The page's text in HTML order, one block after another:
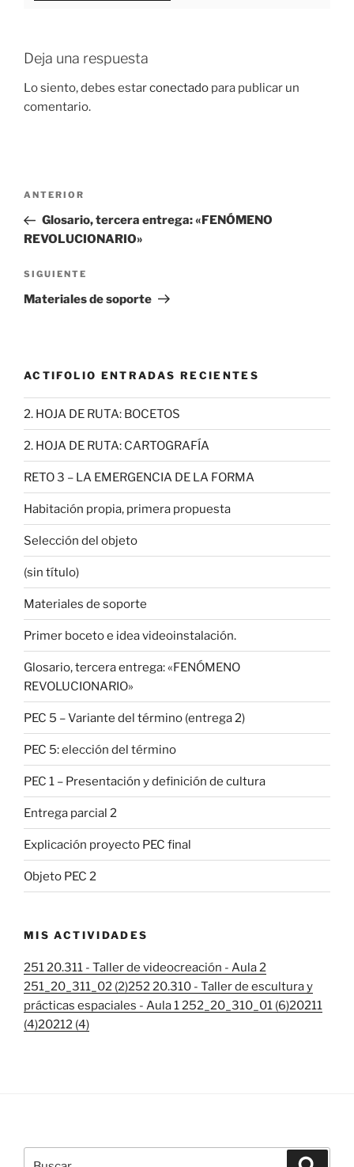
Deja una respuesta
Lo siento, debes estarconectado para publicar un
comentario.
Navegación
entradas
Entrada
anterior:
ANTERIOR
Glosario, tercera entrega: «FENÓMENO
REVOLUCIONARIO»
Siguiente
entrada
SIGUIENTE
Materiales de soporte
ACTIFOLIO ENTRADAS RECIENTES
2. HOJA DE RUTA: BOCETOS
2. HOJA DE RUTA: CARTOGRAFÍA
RETO 3 – LA EMERGENCIA DE LA FORMA
Habitación propia, primera propuesta
Selección del objeto
(sin título)
Materiales de soporte
Primer boceto e idea videoinstalación.
Glosario, tercera entrega: «FENÓMENO
REVOLUCIONARIO»
PEC 5 – Variante del término (entrega 2)
PEC 5: elección del término
PEC 1 – Presentación y definición de cultura
Entrega parcial 2
Explicación proyecto PEC final
Objeto PEC 2
MIS ACTIVIDADES
251 20.311 - Taller de videocreación - Aula 2
251_20_311_02 (2)252 20.310 - Taller de escultura y
prácticas espaciales - Aula 1 252_20_310_01 (6)20211
(4)20212 (4)